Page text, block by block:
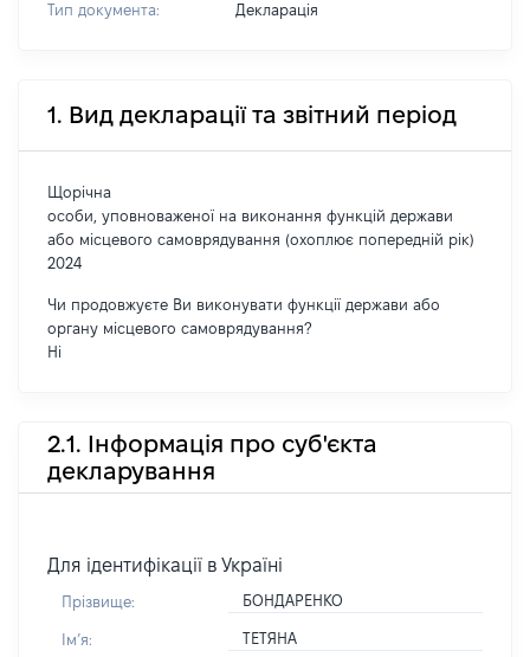
Тип документа: Декларація
1. Вид декларації та звітний період
Щорічна
особи, уповноваженої на виконання функцій держави
або місцевого самоврядування (охоплює попередній рік)
2024
Чи продовжуєте Ви виконувати функції держави або
органу місцевого самоврядування?
Ні
2.1. Інформація про суб'єкта
декларування
Для ідентифікації в Україні
Прізвище: БОНДАРЕНКО
Імʼя: ТЕТЯНА